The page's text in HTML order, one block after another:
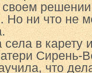
Но ни что не
в карету
Сирень-
что